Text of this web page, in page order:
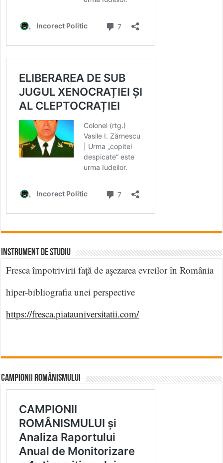
INSTRUMENT DE STUDIU
Fresca împotrivirii faţă de aşezarea evreilor în România
hiper-bibliografia unei perspective
https://fresca.piatauniversitatii.com/
CAMPIONII ROMÂNISMULUI